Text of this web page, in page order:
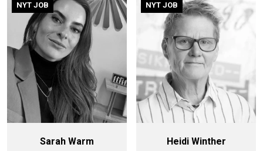
NYT JOB
Sarah Warm
NYT JOB
Heidi Winther